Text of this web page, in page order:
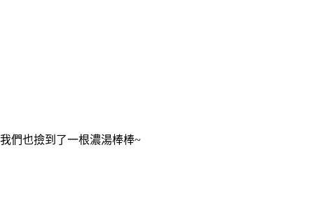
我們也撿到了一根濃湯棒棒~